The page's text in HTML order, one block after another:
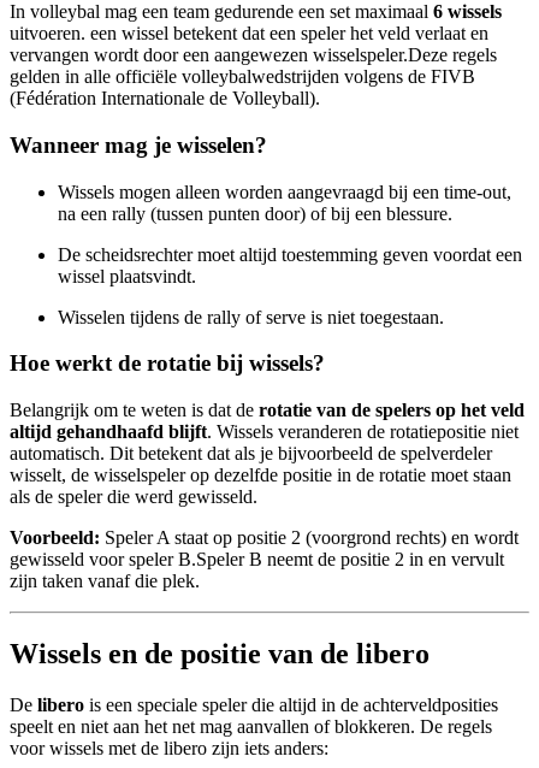
In volleybal mag een team gedurende een set maximaal 6 wissels
uitvoeren. een wissel betekent dat een speler het veld verlaat en
vervangen wordt door een aangewezen wisselspeler.Deze regels
gelden in alle officiële volleybalwedstrijden volgens de FIVB
(Fédération Internationale de Volleyball).
Wanneer mag je wisselen?
Wissels mogen alleen worden aangevraagd bij een time-out,
na een rally (tussen punten door) of bij een blessure.
De scheidsrechter moet altijd toestemming geven voordat een
wissel plaatsvindt.
Wisselen tijdens de rally of serve is niet toegestaan.
Hoe werkt de rotatie bij wissels?
Belangrijk om te weten is dat de rotatie van de spelers op het veld
altijd gehandhaafd blijft. Wissels veranderen de rotatiepositie niet
automatisch. Dit betekent dat als je bijvoorbeeld de spelverdeler
wisselt, de wisselspeler op dezelfde positie in de rotatie moet staan
als de speler die werd gewisseld.
Voorbeeld: Speler A staat op positie 2 (voorgrond rechts) en wordt
gewisseld voor speler B.Speler B neemt de positie 2 in en vervult
zijn taken vanaf die plek.
Wissels en de positie van de libero
De libero is een speciale speler die altijd in de achterveldposities
speelt en niet aan het net mag aanvallen of blokkeren. De regels
voor wissels met de libero zijn iets anders: